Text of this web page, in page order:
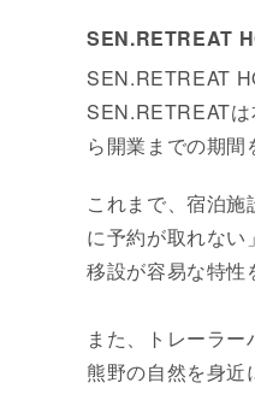
SEN.RETREAT
SEN.RETREAT
SEN.RETREAT
ら開業までの期
これまで、宿泊
に予約が取れな
移設が容易な特
また、トレーラ
熊野の自然を身